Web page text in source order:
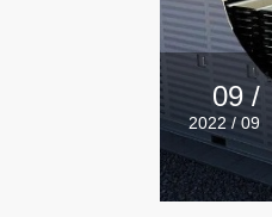
09 /
2022 / 09